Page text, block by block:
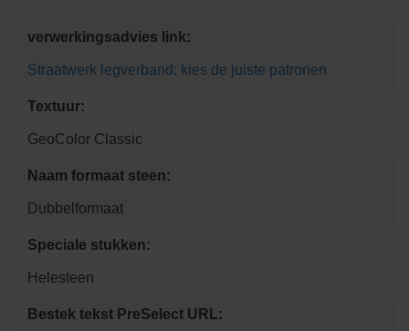
verwerkingsadvies link:
Straatwerk legverband: kies de juiste patronen
Textuur:
GeoColor Classic
Naam formaat steen:
Dubbelformaat
Speciale stukken:
Helesteen
Bestek tekst PreSelect URL: